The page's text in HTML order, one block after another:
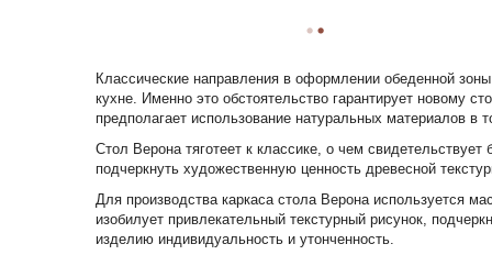
Классические направления в оформлении обеденной
кухне. Именно это обстоятельство гарантирует новому
предполагает использование натуральных материалов в
Стол Верона тяготеет к классике, о чем
подчеркнуть художественную ценность древесной
Для производства каркаса стола Верона используется
изобилует привлекательный текстурный рисунок,
изделию индивидуальность и утонченность.